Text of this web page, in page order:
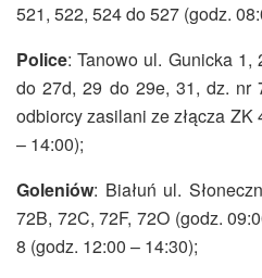
521, 522, 524 do 527 (godz.
Police: Tanowo ul. Gunicka 1,
do 27d, 29 do 29e, 31, dz. nr
odbiorcy zasilani ze złącza ZK
– 14:00);
Goleniów: Białuń ul.
72B, 72C, 72F, 72O (godz.
8 (godz. 12:00 – 14:30);